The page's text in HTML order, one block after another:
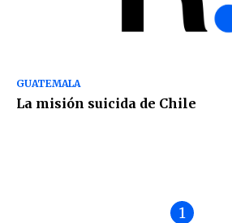
GUATEMALA
La misión suicida de Chile
1